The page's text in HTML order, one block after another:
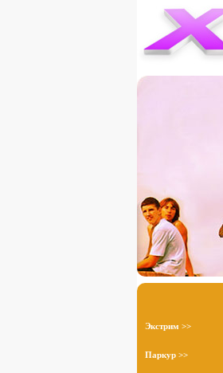
Экстрим >>
Паркур >>